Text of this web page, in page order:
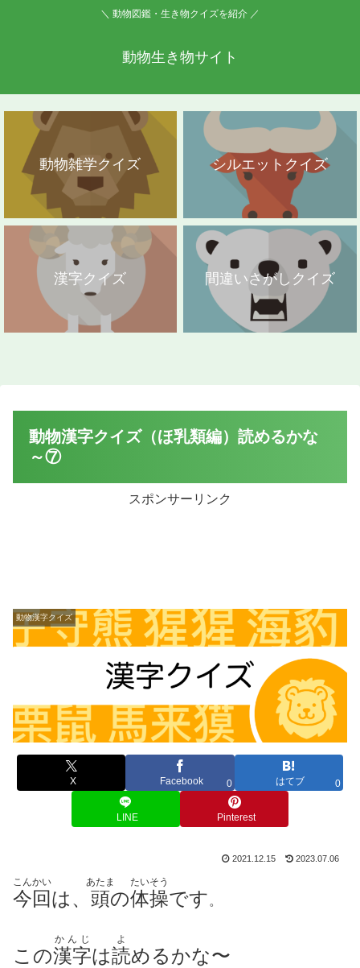
＼ 動物図鑑・生き物クイズを紹介 ／
動物生き物サイト
動物雑学クイズ シルエットクイズ
漢字クイズ 間違いさがしクイズ
動物漢字クイズ（ほ乳類編）読めるかな
～⑦
スポンサーリンク
動物漢字クイズ
X Facebook 0 はてブ 0
LINE Pinterest
2021.12.15 2023.07.06
今回
こんかい
は、 頭
あたま
の体操
たいそう
です 。
この漢字
かんじ
は読
よ
めるかな〜